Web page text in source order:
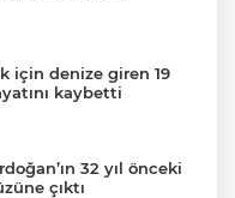
için denize giren 19
kaybetti
32 yıl önceki
çıktı